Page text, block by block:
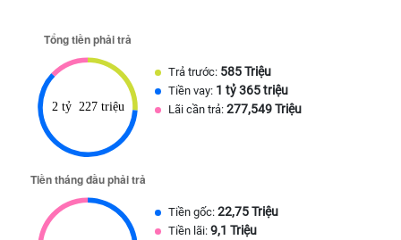
Trả trước: 585 Triệu
Tiền vay: 1 tỷ 365 triệu
Lãi cần trả: 277,549 Triệu
Tiền gốc: 22,75 Triệu
Tiền lãi: 9,1 Triệu